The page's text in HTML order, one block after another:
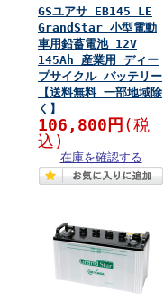
GSユアサ EB145 LE
GrandStar 小型電動
車用鉛蓄電池 12V
145Ah 産業用 ディー
プサイクル バッテリー
【送料無料 一部地域除
く】
106,800円 (税
込)
在庫を確認する